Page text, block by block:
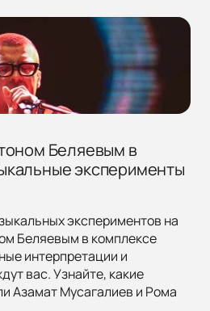
Беляевым в
эксперименты
экспериментов на
Беляевым в комплексе
интерпретации и
вас. Узнайте, какие
Азамат Мусагалиев и Рома